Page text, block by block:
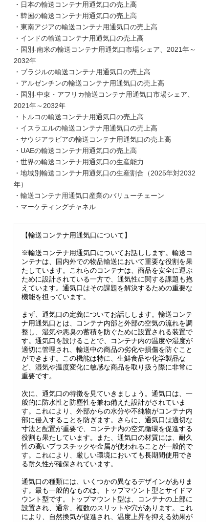
・日本の輸送コンテナ用通気口の売上高
・韓国の輸送コンテナ用通気口の売上高
・東南アジアの輸送コンテナ用通気口の売上高
・インドの輸送コンテナ用通気口の売上高
・国別-南米の輸送コンテナ用通気口市場シェア、2021年～
2032年
・ブラジルの輸送コンテナ用通気口の売上高
・アルゼンチンの輸送コンテナ用通気口の売上高
・国別-中東・アフリカ輸送コンテナ用通気口市場シェア、
2021年～2032年
・トルコの輸送コンテナ用通気口の売上高
・イスラエルの輸送コンテナ用通気口の売上高
・サウジアラビアの輸送コンテナ用通気口の売上高
・UAEの輸送コンテナ用通気口の売上高
・世界の輸送コンテナ用通気口の生産能力
・地域別輸送コンテナ用通気口の生産割合（2025年対2032
年）
・輸送コンテナ用通気口産業のバリューチェーン
・マーケティングチャネル
【輸送コンテナ用通気口について】
※輸送コンテナ用通気口についてお話しします。輸送コ
ンテナは、国内外での物品輸送において重要な役割を果
たしています。これらのコンテナは、商品を安全に運ぶ
ために設計されている一方で、通気性に関する課題も抱
えています。通気口はその課題を解決するための重要な
機能を担っています。
まず、通気口の定義についてお話しします。輸送コンテ
ナ用通気口とは、コンテナ内部と外部の空気の流れを調
整し、湿気や悪臭の蓄積を防ぐために設置される装置で
す。通気口を設けることで、コンテナ内の温度や湿度が
適切に管理され、輸送中の商品の劣化や損傷を防ぐこと
ができます。この機能は特に、生鮮食品や化学製品な
ど、湿気や温度変化に敏感な商品を取り扱う際に非常に
重要です。
次に、通気口の特徴を見ていきましょう。通気口は、一
般的に防水性と防塵性を兼ね備えた設計がされていま
す。これにより、外部からの水分や不純物がコンテナ内
部に侵入することを防ぎます。さらに、通気口は適切な
寸法と配置が重要で、コンテナ内の空気循環を促進する
役割も果たしています。また、通気口の材質には、耐久
性の高いプラスチックや金属が使われることが一般的で
す。これにより、厳しい環境においても長期間使用でき
る耐久性が確保されています。
通気口の種類には、いくつかの異なるデザインがありま
す。最も一般的なものは、トップマウント型とサイドマ
ウント型です。トップマウント型は、コンテナの上部に
設置され、通常、複数のスリットや穴があります。これ
により、自然換気が促進され、温度上昇を抑える効果が